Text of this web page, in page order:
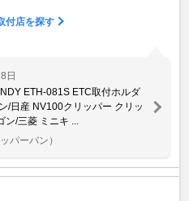
付店を探す
日
ETH-081S ETC取付ホルダ
/日産 NV100クリッパー クリッ
/三菱 ミニキ ...
パーバン）